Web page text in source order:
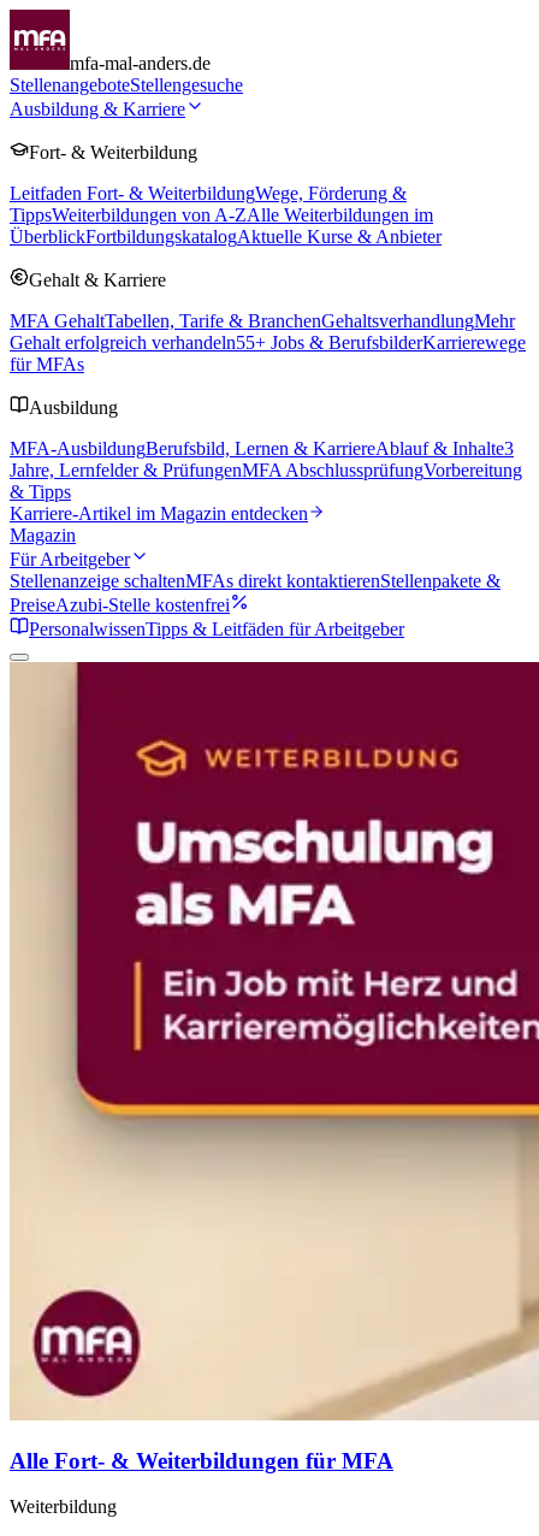
mfa-mal-anders.de
StellenangeboteStellengesuche
Ausbildung & Karriere
Fort- & Weiterbildung
Leitfaden Fort- & WeiterbildungWege, Förderung &
TippsWeiterbildungen von A-ZAlle Weiterbildungen im
ÜberblickFortbildungskatalogAktuelle Kurse & Anbieter
Gehalt & Karriere
MFA GehaltTabellen, Tarife & BranchenGehaltsverhandlungMehr
Gehalt erfolgreich verhandeln55+ Jobs & BerufsbilderKarrierewege
für MFAs
Ausbildung
MFA-AusbildungBerufsbild, Lernen & KarriereAblauf & Inhalte3
Jahre, Lernfelder & PrüfungenMFA AbschlussprüfungVorbereitung
& Tipps
Karriere-Artikel im Magazin entdecken
Magazin
Für Arbeitgeber
Stellenanzeige schaltenMFAs direkt kontaktierenStellenpakete &
PreiseAzubi-Stelle kostenfrei
PersonalwissenTipps & Leitfäden für Arbeitgeber
Alle Fort- & Weiterbildungen für MFA
Weiterbildung